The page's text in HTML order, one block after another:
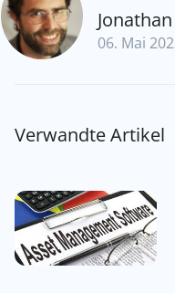
06. Mai
Verwandte Artikel